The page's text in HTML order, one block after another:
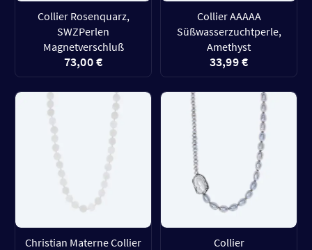
Collier Rosenquarz,
SWZPerlen
Magnetverschluß
73,00 €
Collier AAAAA
Süßwasserzuchtperle,
Amethyst
33,99 €
Christian Materne Collier
Collier